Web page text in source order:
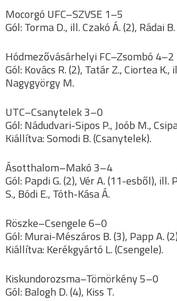
Mocorgó UFC–SZVSE 1–5
Gól: Torma D., ill. Czakó Á. (2), Rádai
Hódmezővásárhelyi FC–Zsombó 4–2
Gól: Kovács R. (2), Tatár Z., Ciortea K.,
Nagygyörgy M.
UTC–Csanytelek 3–0
Gól: Nádudvari-Sipos P., Joób M.,
Kiállítva: Somodi B. (Csanytelek).
Ásotthalom–Makó 3–4
Gól: Papdi G. (2), Vér A. (11-esből), ill.
S., Bódi E., Tóth-Kása Á.
Röszke–Csengele 6–0
Gól: Murai-Mészáros B. (3), Papp A.
Kiállítva: Kerékgyártó L. (Csengele).
Kiskundorozsma–Tömörkény 5–0
Gól: Balogh D. (4), Kiss T.